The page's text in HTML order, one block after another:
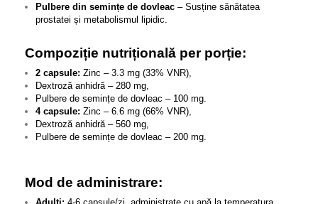
Pulbere din semințe de dovleac – Susține sănătatea
prostatei și metabolismul lipidic.
Compoziție nutrițională per porție:
2 capsule: Zinc – 3.3 mg (33% VNR),
Dextroză anhidră – 280 mg,
Pulbere de semințe de dovleac – 100 mg.
4 capsule: Zinc – 6.6 mg (66% VNR),
Dextroză anhidră – 560 mg,
Pulbere de semințe de dovleac – 200 mg.
Mod de administrare: